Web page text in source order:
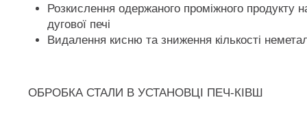
Розкислення одержаного проміжного продукту
дугової печі
Видалення кисню та зниження кількості
ОБРОБКА СТАЛИ В УСТАНОВЦІ ПЕЧ-КІВШ